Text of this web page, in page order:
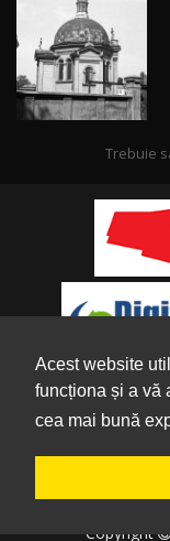
Acest website
funcționa și a vă
cea mai bună
Trebuie
Copyright